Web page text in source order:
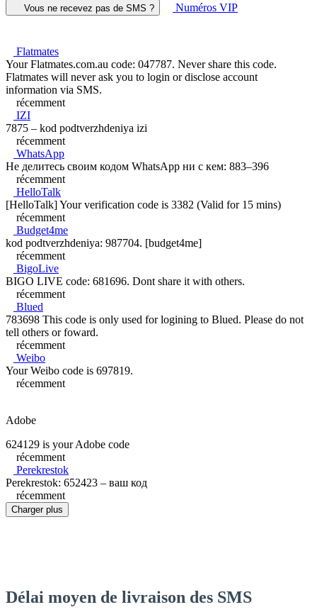
Vous ne recevez pas de SMS ?
Numéros VIP
Flatmates
Your Flatmates.com.au code: 047787. Never share this code.
Flatmates will never ask you to login or disclose account
information via SMS.
récemment
IZI
7875 – kod podtverzhdeniya izi
récemment
WhatsApp
Не делитесь своим кодом WhatsApp ни с кем: 883–396
récemment
HelloTalk
[HelloTalk] Your verification code is 3382 (Valid for 15 mins)
récemment
Budget4me
kod podtverzhdeniya: 987704. [budget4me]
récemment
BigoLive
BIGO LIVE code: 681696. Dont share it with others.
récemment
Blued
783698 This code is only used for logining to Blued. Please do not
tell others or foward.
récemment
Weibo
Your Weibo code is 697819.
récemment
Adobe
624129 is your Adobe code
récemment
Perekrestok
Perekrestok: 652423 – ваш код
récemment
Charger plus
Délai moyen de livraison des SMS